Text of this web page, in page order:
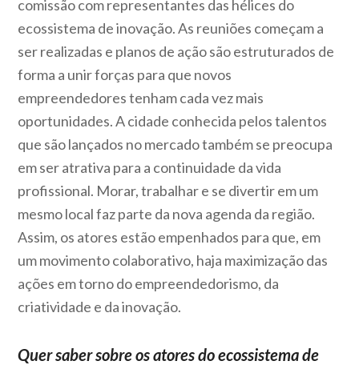
comissão com representantes das hélices do
ecossistema de inovação. As reuniões começam a
ser realizadas e planos de ação são estruturados de
forma a unir forças para que novos
empreendedores tenham cada vez mais
oportunidades. A cidade conhecida pelos talentos
que são lançados no mercado também se preocupa
em ser atrativa para a continuidade da vida
profissional. Morar, trabalhar e se divertir em um
mesmo local faz parte da nova agenda da região.
Assim, os atores estão empenhados para que, em
um movimento colaborativo, haja maximização das
ações em torno do empreendedorismo, da
criatividade e da inovação.
Quer saber sobre os atores do ecossistema de